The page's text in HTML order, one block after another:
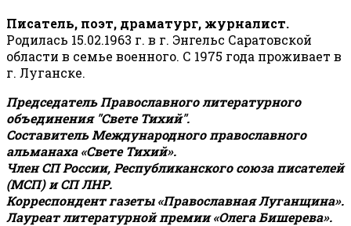
Писатель, поэт, драматург, журналист.
Родилась 15.02.1963 г. в г. Энгельс Саратовской
области в семье военного. С 1975 года проживает в
г. Луганске.
Председатель Православного литературного
объединения "Свете Тихий".
Составитель Международного православного
альманаха «Свете Тихий».
Член СП России, Республиканского союза писателей
(МСП) и СП ЛНР.
Корреспондент газеты «Православная Луганщина».
Лауреат литературной премии «Олега Бишерева».